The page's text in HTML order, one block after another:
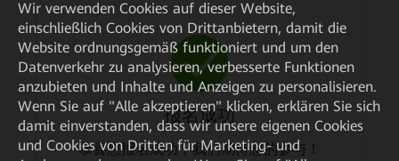
报名成功
恭喜您报名成功，我们期待您的参与！
Wir verwenden Cookies auf dieser Website,
einschließlich Cookies von Drittanbietern, damit die
Website ordnungsgemäß funktioniert und um den
Datenverkehr zu analysieren, verbesserte Funktionen
anzubieten und Inhalte und Anzeigen zu personalisieren.
Wenn Sie auf "Alle akzeptieren" klicken, erklären Sie sich
damit einverstanden, dass wir unsere eigenen Cookies
und Cookies von Dritten für Marketing- und